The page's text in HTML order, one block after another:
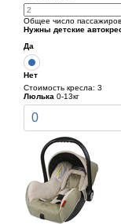
Общее число
Нужны детские
Да
Нет
Стоимость кресла: 3
Люлька 0-13кг
0